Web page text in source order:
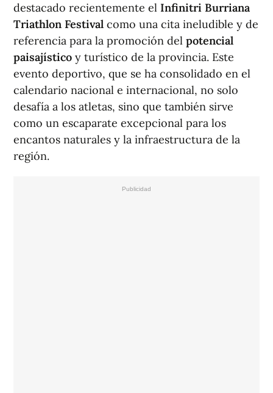
destacado recientemente el Infinitri Burriana
Triathlon Festival como una cita ineludible y de
referencia para la promoción del potencial
paisajístico y turístico de la provincia. Este
evento deportivo, que se ha consolidado en el
calendario nacional e internacional, no solo
desafía a los atletas, sino que también sirve
como un escaparate excepcional para los
encantos naturales y la infraestructura de la
región.